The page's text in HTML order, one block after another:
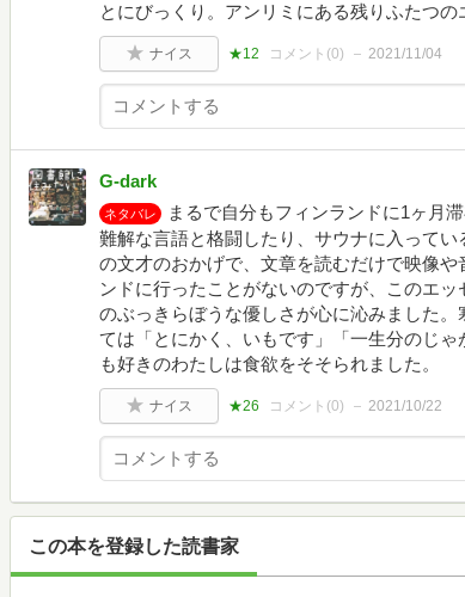
とにびっくり。アンリミにある残りふたつの
ナイス ★12 コメント(0) 2021/11/04
G-dark
ネタバレ
まるで自分もフィンランドに1ヶ月
難解な言語と格闘したり、サウナに入って
の文才のおかげで、文章を読むだけで映像
ンドに行ったことがないのですが、このエ
のぶっきらぼうな優しさが心に沁みました
ては「とにかく、いもです」「一生分のじ
も好きのわたしは食欲をそそられました。
ナイス ★26 コメント(0) 2021/10/22
この本を登録した読書家